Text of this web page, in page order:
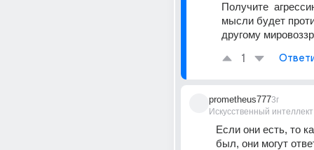
Получите
мысли будет
другому
1
prometheus777
Искусственный интеллект
3г
Если они есть, то
был, они могут